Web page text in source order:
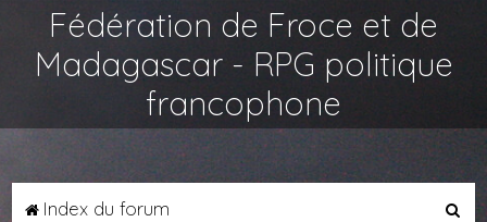
Fédération de Froce et de
Madagascar - RPG politique
francophone
Index du forum